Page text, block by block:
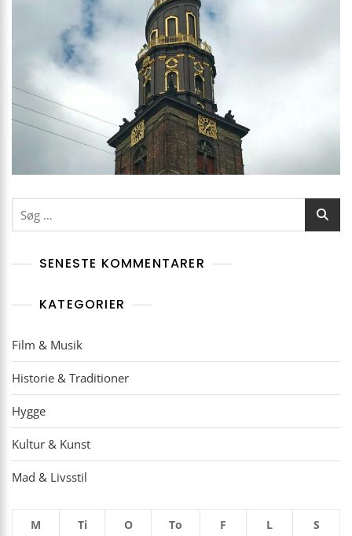
efter:
SENESTE KOMMENTARER
KATEGORIER
Film & Musik
Historie & Traditioner
Hygge
Kultur & Kunst
Mad & Livsstil
M Ti O To F L S